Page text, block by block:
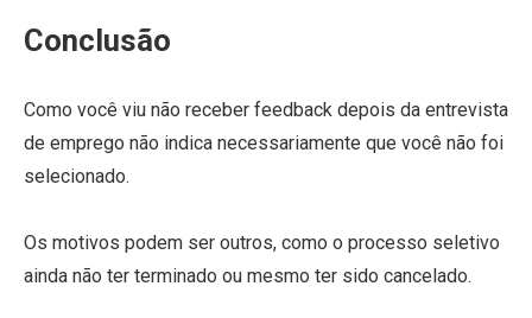
Conclusão
Como você viu não receber feedback depois da entrevista
de emprego não indica necessariamente que você não foi
selecionado.
Os motivos podem ser outros, como o processo seletivo
ainda não ter terminado ou mesmo ter sido cancelado.